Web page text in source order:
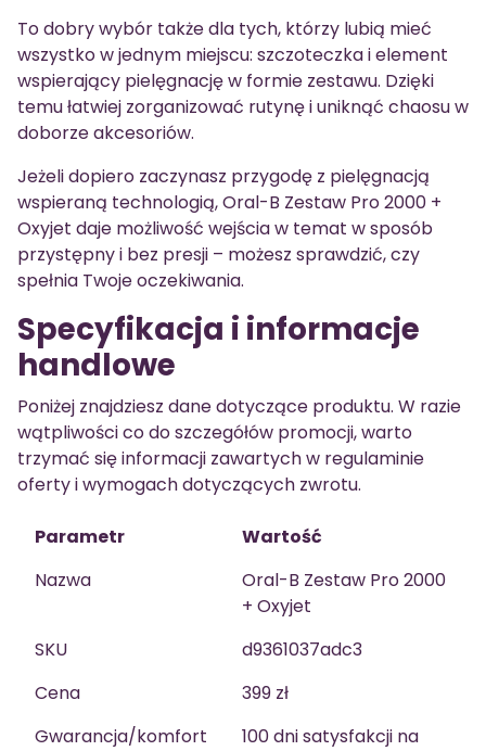
To dobry wybór także dla tych, którzy lubią mieć
wszystko w jednym miejscu: szczoteczka i element
wspierający pielęgnację w formie zestawu. Dzięki
temu łatwiej zorganizować rutynę i uniknąć chaosu w
doborze akcesoriów.
Jeżeli dopiero zaczynasz przygodę z pielęgnacją
wspieraną technologią, Oral-B Zestaw Pro 2000 +
Oxyjet daje możliwość wejścia w temat w sposób
przystępny i bez presji – możesz sprawdzić, czy
spełnia Twoje oczekiwania.
Specyfikacja i informacje
handlowe
Poniżej znajdziesz dane dotyczące produktu. W razie
wątpliwości co do szczegółów promocji, warto
trzymać się informacji zawartych w regulaminie
oferty i wymogach dotyczących zwrotu.
Parametr
Wartość
Nazwa
Oral-B Zestaw Pro 2000
+ Oxyjet
SKU
d9361037adc3
Cena
399 zł
Gwarancja/komfort
100 dni satysfakcji na